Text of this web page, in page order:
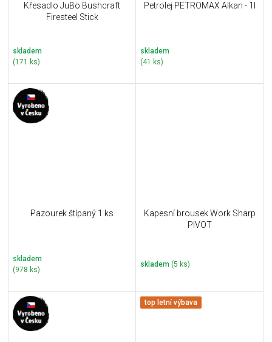
Křesadlo JuBö Bushcraft
Firesteel Stick
skladem
(171 ks)
Petrolej PETROMAX Alkan - 1l
skladem
(41 ks)
Pazourek štípaný 1 ks
skladem
(978 ks)
Kapesní brousek Work Sharp
PIVOT
skladem (5 ks)
top letní výbava